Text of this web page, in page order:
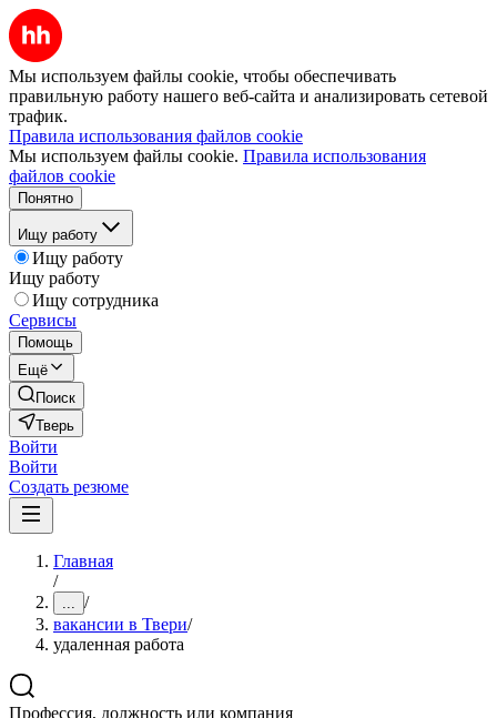
Мы используем файлы cookie, чтобы обеспечивать
правильную работу нашего веб-сайта и анализировать сетевой
трафик.
Правила использования файлов cookie
Мы используем файлы cookie. Правила использования
файлов cookie
Понятно
Ищу работу
Ищу работу
Ищу работу
Ищу сотрудника
Сервисы
Помощь
Ещё
Поиск
Тверь
Войти
Войти
Создать резюме
Главная
/
... /
вакансии в Твери/
удаленная работа
Профессия, должность или компания